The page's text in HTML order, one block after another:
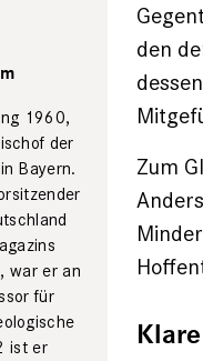
1960,
der
Bayern.
war er an
für
ist er
den
Zum